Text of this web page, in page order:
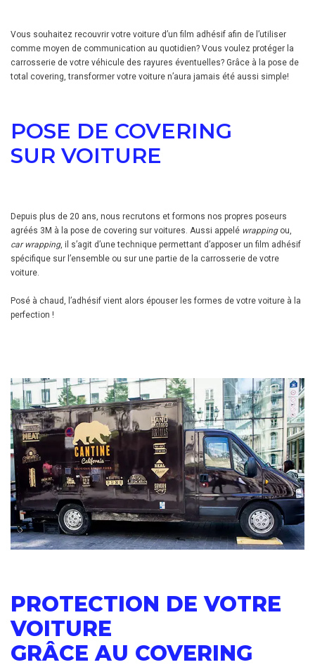
Vous souhaitez recouvrir votre voiture d’un film adhésif afin de l’utiliser
comme moyen de communication au quotidien? Vous voulez protéger la
carrosserie de votre véhicule des rayures éventuelles? Grâce à la pose de
total covering, transformer votre voiture n’aura jamais été aussi simple!
POSE DE COVERING
SUR VOITURE
Depuis plus de 20 ans, nous recrutons et formons nos propres poseurs
agréés 3M à la pose de covering sur voitures. Aussi appelé wrappingou,
car wrapping, il s’agit d’une technique permettant d’apposer un film adhésif
spécifique sur l’ensemble ou sur une partie de la carrosserie de votre
voiture.
Posé à chaud, l’adhésif vient alors épouser les formes de votre voiture à la
perfection !
PROTECTION DE VOTRE
VOITURE
GRÂCE AU COVERING